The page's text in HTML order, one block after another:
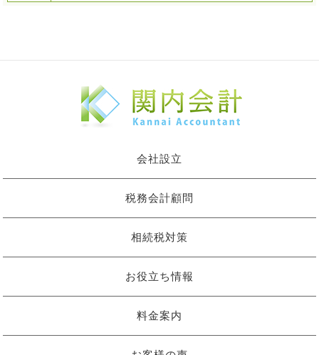
会社設立
税務会計顧問
相続税対策
お役立ち情報
料金案内